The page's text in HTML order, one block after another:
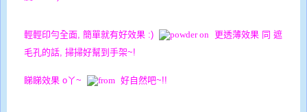
輕輕印勻全面, 簡單就有好效果 :)
更透薄效果 同 遮
毛孔的話, 掃掃好幫到手架~!
睇睇效果 o丫~ 好自然吧~!!